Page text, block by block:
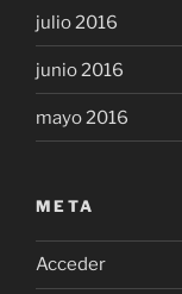
julio 2016
junio 2016
mayo 2016
META
Acceder